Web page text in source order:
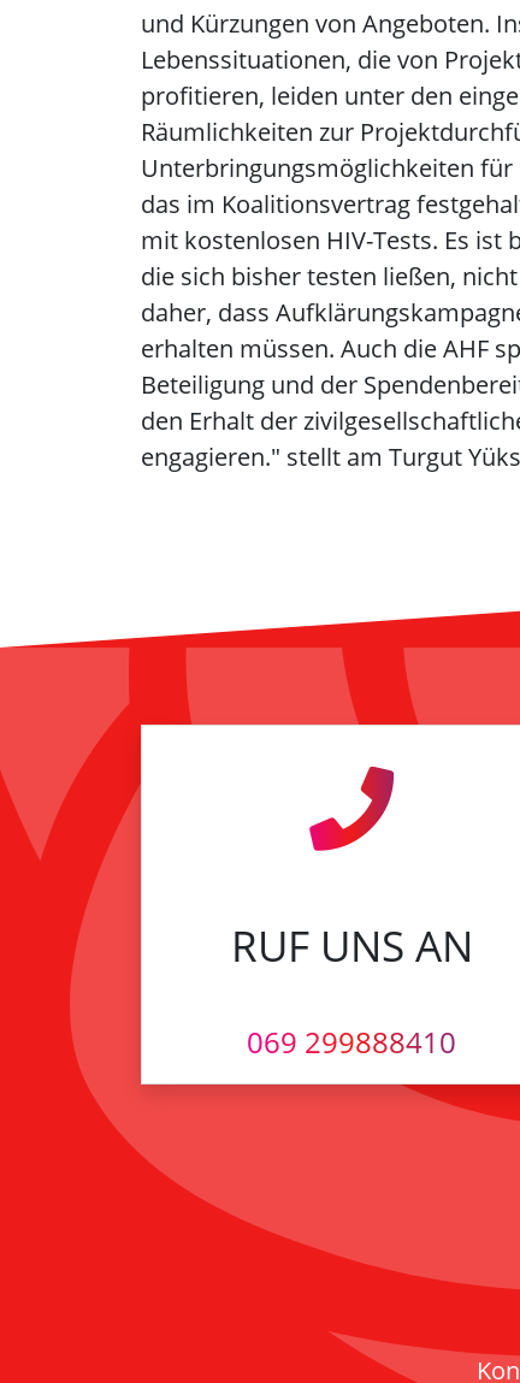
und Kürzungen von Angeboten.
Lebenssituationen, die von
profitieren, leiden unter den
Räumlichkeiten zur
Unterbringungsmöglichkeiten
das im Koalitionsvertrag
mit kostenlosen HIV-Tests. Es ist
die sich bisher testen ließen,
daher, dass
erhalten müssen. Auch die AHF
Beteiligung und der
den Erhalt der
engagieren." stellt am Turgut
RUF UNS AN
069 299888410